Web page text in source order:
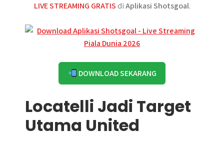
LIVE STREAMING GRATIS diAplikasi Shotsgoal.
DOWNLOAD SEKARANG
Locatelli Jadi Target
Utama United